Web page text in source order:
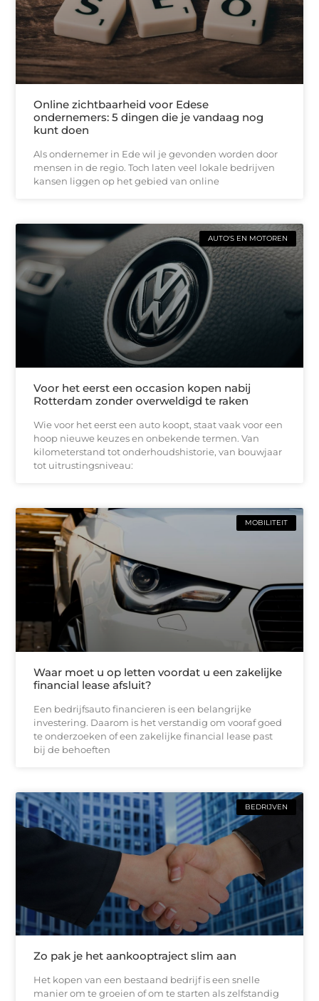
Online zichtbaarheid voor Edese
ondernemers: 5 dingen die je vandaag nog
kunt doen
Als ondernemer in Ede wil je gevonden worden door
mensen in de regio. Toch laten veel lokale bedrijven
kansen liggen op het gebied van online
AUTO'S EN MOTOREN
Voor het eerst een occasion kopen nabij
Rotterdam zonder overweldigd te raken
Wie voor het eerst een auto koopt, staat vaak voor een
hoop nieuwe keuzes en onbekende termen. Van
kilometerstand tot onderhoudshistorie, van bouwjaar
tot uitrustingsniveau:
MOBILITEIT
Waar moet u op letten voordat u een zakelijke
financial lease afsluit?
Een bedrijfsauto financieren is een belangrijke
investering. Daarom is het verstandig om vooraf goed
te onderzoeken of een zakelijke financial lease past
bij de behoeften
BEDRIJVEN
Zo pak je het aankooptraject slim aan
Het kopen van een bestaand bedrijf is een snelle
manier om te groeien of om te starten als zelfstandig